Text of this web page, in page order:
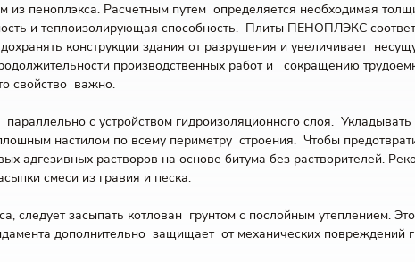
пеноплэкса. Расчетным путем определяется необходимая
и теплоизолирующая способность. Плиты ПЕНОПЛЭКС
конструкции здания от разрушения и увеличивает
производственных работ и сокращению
свойство важно.
с устройством гидроизоляционного слоя.
настилом по всему периметру строения. Чтобы
адгезивных растворов на основе битума без растворителей.
смеси из гравия и песка.
следует засыпать котлован грунтом с послойным утеплением.
дополнительно защищает от механических повреждений